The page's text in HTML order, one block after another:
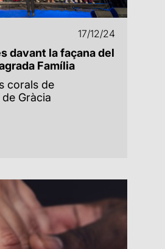
17/12/24
davant la façana del
Família
corals de
de Gràcia